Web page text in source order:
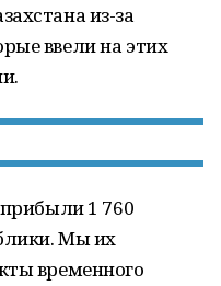
из-за
ввели на этих
1 760
Мы их
временного